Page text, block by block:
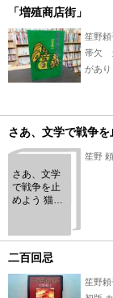
「増殖商店街」
笙野
帯欠
があ
さあ、文学で戦争
さあ、文学
で戦争を止
めよう 猫キ
笙野
二百回忌
笙野